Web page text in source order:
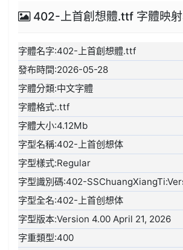
402-上首創想體.ttf 字體映
字體名字:402-上首創想體.ttf
發布時間:2026-05-28
字體分類:中文字體
字體格式:.ttf
字體大小:4.12Mb
字型名稱:402-上首创想体
字型樣式:Regular
字型識別碼:402-
字型全名:402-上首创想体
字型版本:Version 4.00 April 21, 2026
字重類型:400